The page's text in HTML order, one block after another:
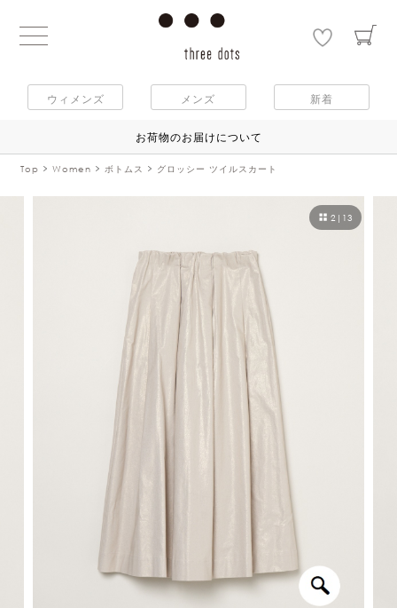
ウィメンズ メンズ 新着
お荷物のお届けについて
Top Women ボトムス グロッシー ツイルスカート
2 | 13